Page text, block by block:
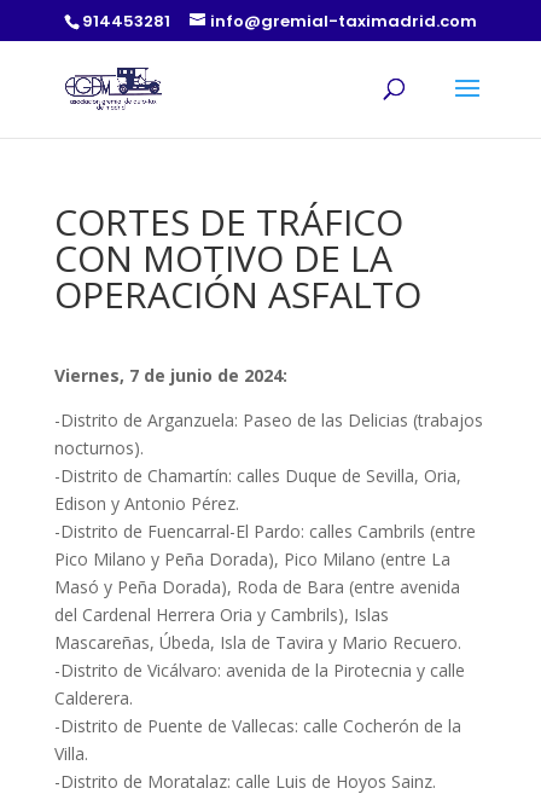
914453281 info@gremial-taximadrid.com
CORTES DE TRÁFICO
CON MOTIVO DE LA
OPERACIÓN ASFALTO
Viernes, 7 de junio de 2024:
-Distrito de Arganzuela: Paseo de las Delicias (trabajos
nocturnos).
-Distrito de Chamartín: calles Duque de Sevilla, Oria,
Edison y Antonio Pérez.
-Distrito de Fuencarral-El Pardo: calles Cambrils (entre
Pico Milano y Peña Dorada), Pico Milano (entre La
Masó y Peña Dorada), Roda de Bara (entre avenida
del Cardenal Herrera Oria y Cambrils), Islas
Mascareñas, Úbeda, Isla de Tavira y Mario Recuero.
-Distrito de Vicálvaro: avenida de la Pirotecnia y calle
Calderera.
-Distrito de Puente de Vallecas: calle Cocherón de la
Villa.
-Distrito de Moratalaz: calle Luis de Hoyos Sainz.